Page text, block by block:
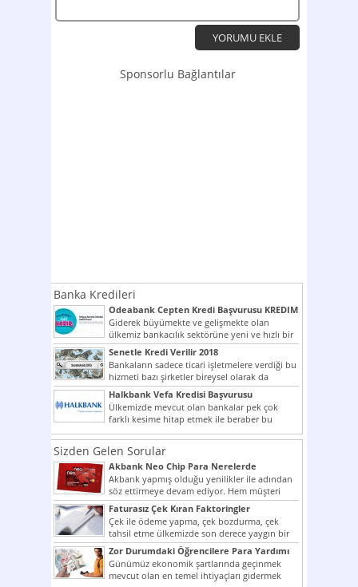
Sponsorlu Bağlantılar
Banka Kredileri
Odeabank Cepten Kredi Başvurusu KREDIM
8444
Giderek büyümekte ve gelişmekte olan
ülkemiz bankacılık sektörüne yeni ve hızlı bir
giriş yapmış olan...
Senetle Kredi Verilir 2018
Bankaların sadece ticari işletmelere verdiği bu
hizmeti bazı şirketler bireysel olarak da
vermektedir. Senetle kredi...
Halkbank Vefa Kredisi Başvurusu
Ülkemizde mevcut olan bankalar pek çok
farklı kesime hitap etmek ile beraber bu
noktada son...
Sizden Gelen Sorular
Akbank Neo Chip Para Nerelerde
Kullanılır?
Akbank yapmış olduğu yenilikler ile adından
söz ettirmeye devam ediyor. Hem müşteri
potansiyelini arttırmak hem...
Faturasız Çek Kıran Faktoringler
Çek ile ödeme yapma, çek bozdurma, çek
tahsil etme ülkemizde son derece yaygın bir
şekilde...
Zor Durumdaki Öğrencilere Para Yardımı
Günümüz ekonomik şartlarında geçinmek
mevcut olan en temel ihtiyaçları gidermek